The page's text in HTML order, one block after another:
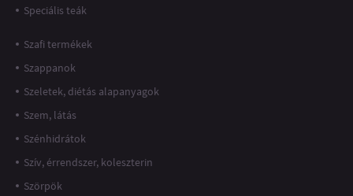
Speciális teák
Szafi termékek
Szappanok
Szeletek, diétás alapanyagok
Szem, látás
Szénhidrátok
Szív, érrendszer, koleszterin
Szörpök